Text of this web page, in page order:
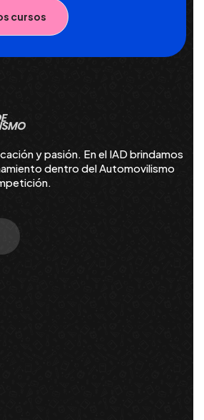
cursos
y pasión. En el IAD brindamos
dentro del Automovilismo